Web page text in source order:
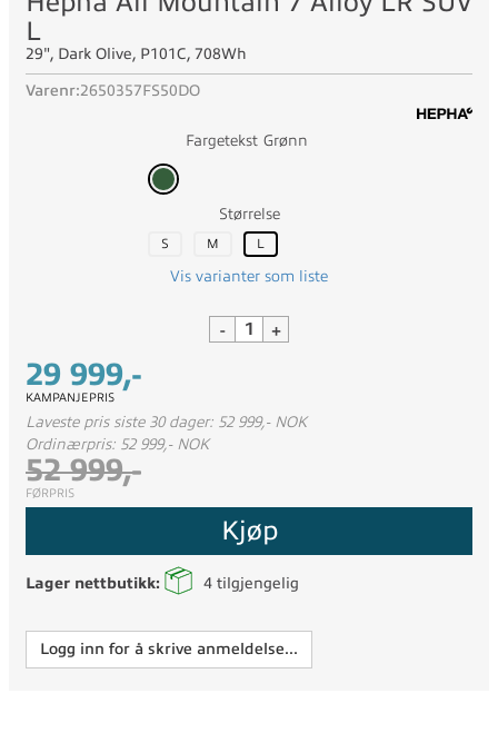
L
29", Dark Olive, P101C, 708Wh
Logg inn for å skrive anmeldelse...
Varenr:2650357FS50DO
29 999,-
KAMPANJEPRIS
Laveste pris siste 30 dager: 52 999,- NOK
Ordinærpris: 52 999,- NOK
52 999,-
FØRPRIS
Fargetekst Grønn
Størrelse
S M L
Vis varianter som liste
- +
Kjøp
Lager nettbutikk: 4 tilgjengelig